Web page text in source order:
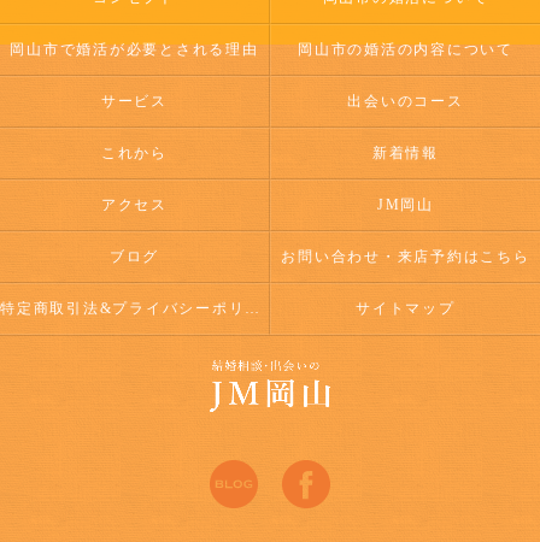
岡山市で婚活が必要とされる理由 岡山市の婚活の内容について
サービス 出会いのコース
これから 新着情報
アクセス JM岡山
ブログ お問い合わせ・来店予約はこちら
特定商取引法&プライバシーポリシー サイトマップ